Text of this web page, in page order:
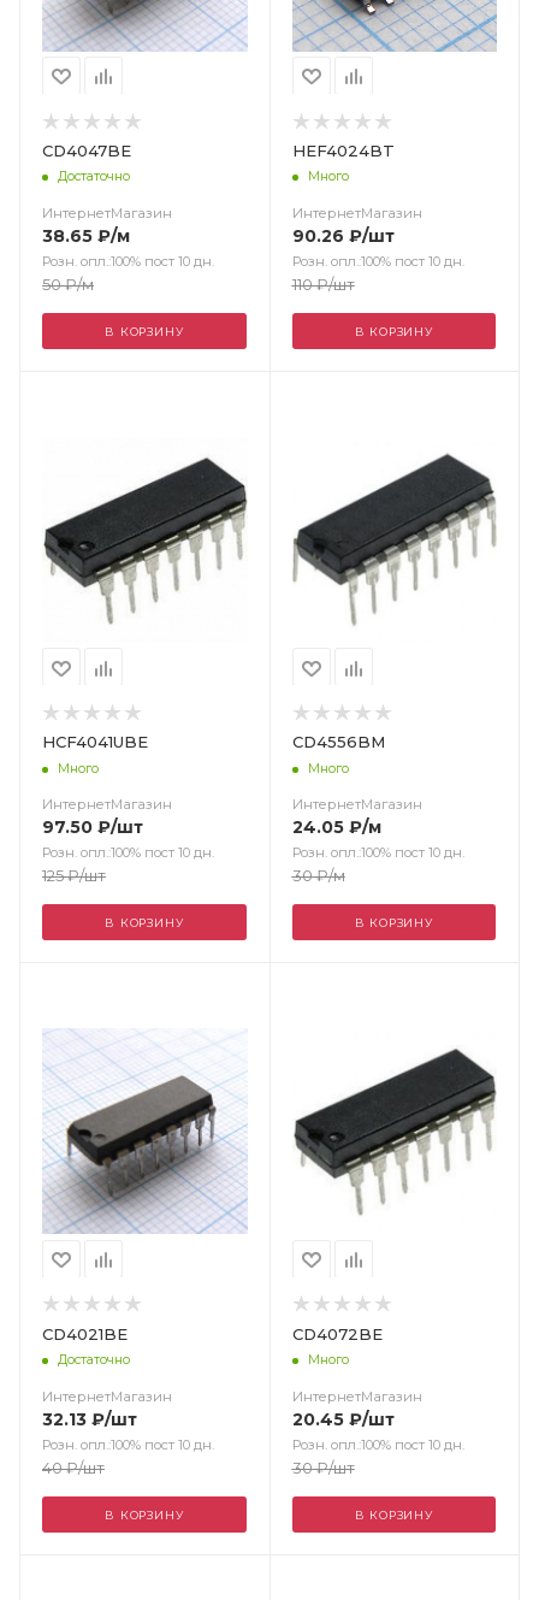
CD4047BE
Достаточно
ИнтернетМагазин
38.65 ₽/м
Розн. опл.:100% пост 10 дн.
50₽/м
В КОРЗИНУ
HEF4024BT
Много
ИнтернетМагазин
90.26 ₽/шт
Розн. опл.:100% пост 10 дн.
110₽/шт
В КОРЗИНУ
HCF4041UBE
Много
ИнтернетМагазин
97.50 ₽/шт
Розн. опл.:100% пост 10 дн.
125₽/шт
В КОРЗИНУ
CD4556BM
Много
ИнтернетМагазин
24.05₽/м
Розн. опл.:100% пост 10 дн.
30₽/м
В КОРЗИНУ
CD4021BE
Достаточно
ИнтернетМагазин
32.13 ₽/шт
Розн. опл.:100% пост 10 дн.
40₽/шт
В КОРЗИНУ
CD4072BE
Много
ИнтернетМагазин
20.45₽/шт
Розн. опл.:100% пост 10 дн.
30₽/шт
В КОРЗИНУ